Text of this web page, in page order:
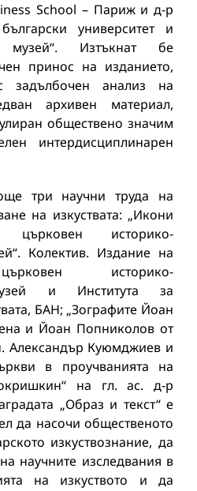
School – Париж и д-р
университет и
Изтъкнат бе
принос на изданието,
задълбочен анализ на
архивен материал,
обществено значим
интердисциплинарен
три научни труда на
на изкуствата: „Икони
историко-
Колектив. Издание на
историко-
и Института за
БАН; „Зографите Йоан
и Йоан Попниколов от
Александър Куюмджиев и
в проучванията на
на гл. ас. д-р
„Образ и текст“ е
да насочи общественото
изкуствознание, да
научните изследвания в
на изкуството и да